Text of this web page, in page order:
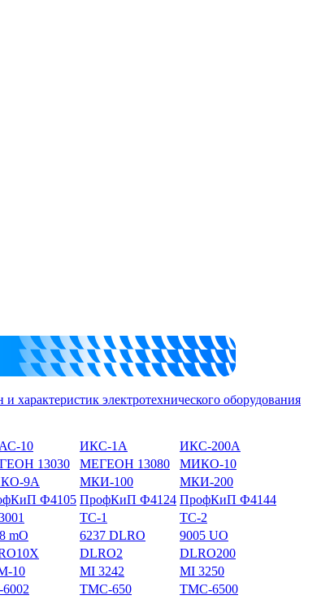
характеристик электротехнического оборудования
10 ИКС-1А
ИКС-200А
13030 МЕГЕОН 13080
МИКО-10
9А МКИ-100
МКИ-200
Ф4105 ПрофКиП Ф4124 ПрофКиП Ф4144
ТС-1
ТС-2
mO 6237 DLRO
9005 UO
DLRO2
DLRO200
10 MI 3242
MI 3250
TMC-650
TMC-6500